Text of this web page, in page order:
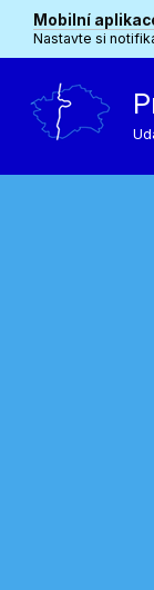
Mobilní
Nastavte si